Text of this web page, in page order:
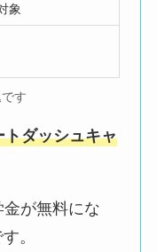
象
す
トダッシュキャ
が無料にな
。